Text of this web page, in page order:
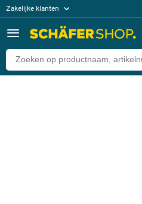
Zakelijke klanten
Particuliere klanten
Terug